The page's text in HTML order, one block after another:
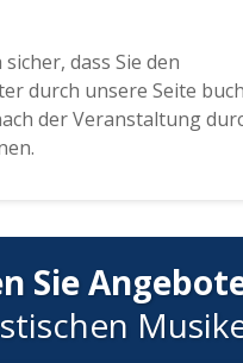
dass Sie den
durch unsere Seite
der Veranstaltung
Sie